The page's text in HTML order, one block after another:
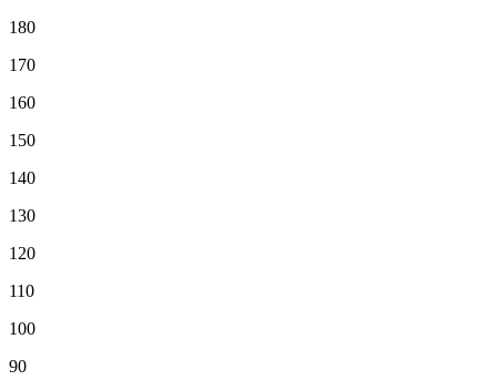
180
170
160
150
140
130
120
110
100
90